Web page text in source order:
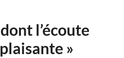
l’écoute
»